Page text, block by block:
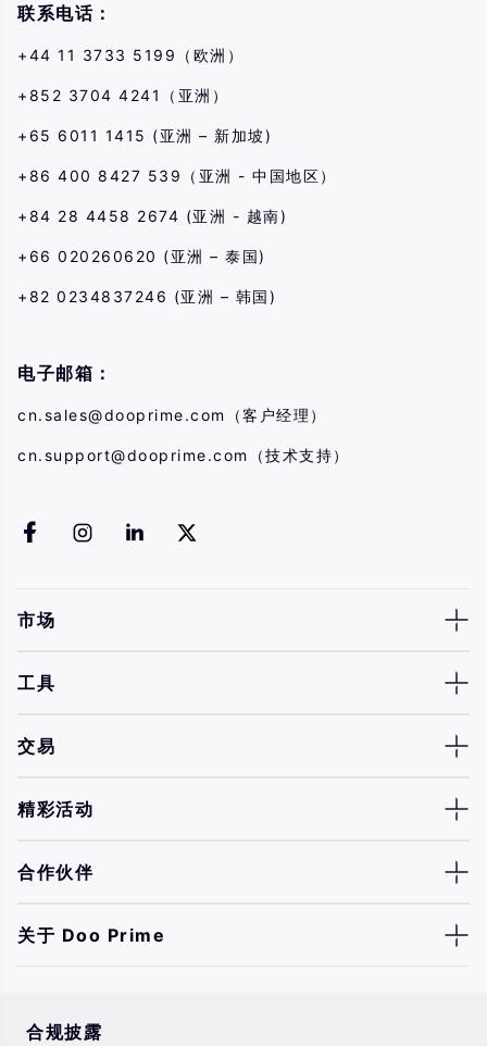
联系电话：
+44 11 3733 5199（欧洲）
+852 3704 4241（亚洲）
+65 6011 1415 (亚洲 – 新加坡)
+86 400 8427 539（亚洲 - 中国地区）
+84 28 4458 2674 (亚洲 - 越南)
+66 020260620 (亚洲 – 泰国)
+82 0234837246 (亚洲 – 韩国)
电子邮箱：
cn.sales@dooprime.com （客户经理）
cn.support@dooprime.com （技术支持）
市场
工具
交易
精彩活动
合作伙伴
关于 Doo Prime
合规披露